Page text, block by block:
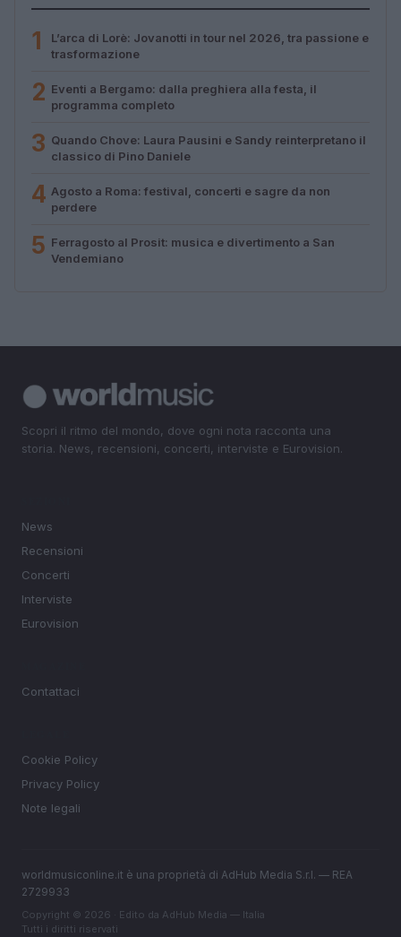
1
L’arca di Lorè: Jovanotti in tour nel 2026, tra passione e
trasformazione
2 Eventi a Bergamo: dalla preghiera alla festa, il
programma completo
3 Quando Chove: Laura Pausini e Sandy reinterpretano il
classico di Pino Daniele
4 Agosto a Roma: festival, concerti e sagre da non
perdere
5 Ferragosto al Prosit: musica e divertimento a San
Vendemiano
Scopri il ritmo del mondo, dove ogni nota racconta una
storia. News, recensioni, concerti, interviste e Eurovision.
News
Recensioni
Concerti
Interviste
Eurovision
Contattaci
Cookie Policy
Privacy Policy
Note legali
worldmusiconline.it è una proprietà di AdHub Media S.r.l. — REA
2729933
Copyright © 2026 · Edito da AdHub Media — Italia
Tutti i diritti riservati